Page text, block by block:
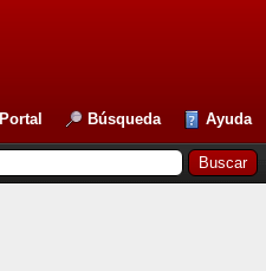
Portal Búsqueda Ayuda